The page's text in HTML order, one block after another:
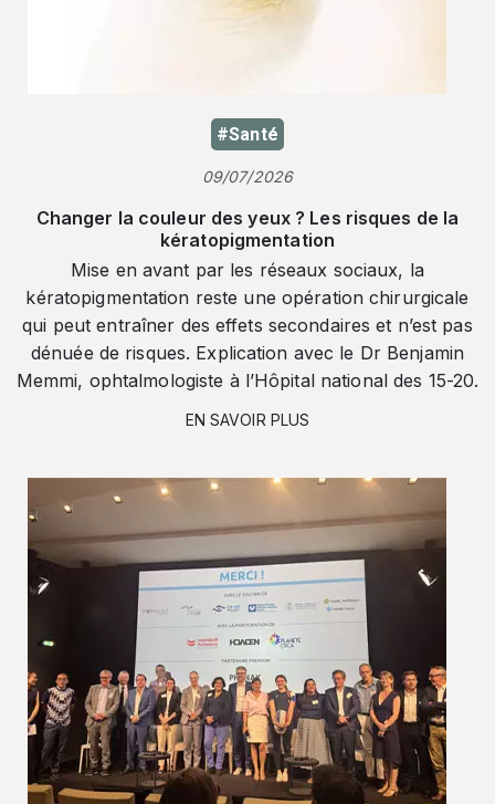
#Santé
09/07/2026
Changer la couleur des yeux ? Les risques de la
kératopigmentation
Mise en avant par les réseaux sociaux, la
kératopigmentation reste une opération chirurgicale
qui peut entraîner des effets secondaires et n’est pas
dénuée de risques. Explication avec le Dr Benjamin
Memmi, ophtalmologiste à l’Hôpital national des 15-20.
EN SAVOIR PLUS